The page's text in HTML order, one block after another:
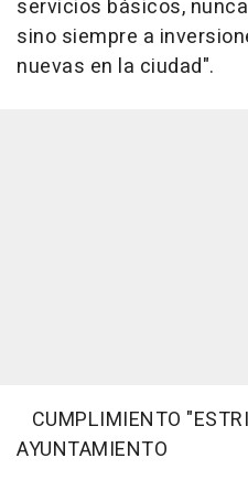
servicios básicos,
sino siempre a
nuevas en la ciudad".
CUMPLIMIENTO
AYUNTAMIENTO